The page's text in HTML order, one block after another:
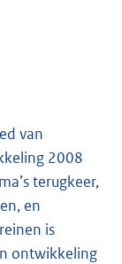
van
2008
terugkeer,
en
is
ontwikkeling